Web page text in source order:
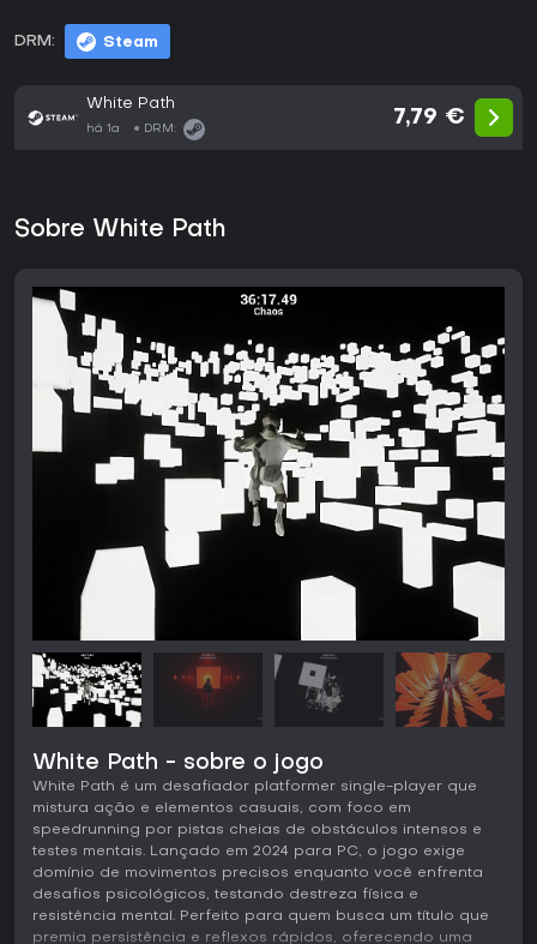
DRM: Steam
White Path
há 1a DRM:
7,79 €
Sobre White Path
White Path - sobre o jogo
White Path é um desafiador platformer single-player que
mistura ação e elementos casuais, com foco em
speedrunning por pistas cheias de obstáculos intensos e
testes mentais. Lançado em 2024 para PC, o jogo exige
domínio de movimentos precisos enquanto você enfrenta
desafios psicológicos, testando destreza física e
resistência mental. Perfeito para quem busca um título que
premia persistência e reflexos rápidos, oferecendo uma